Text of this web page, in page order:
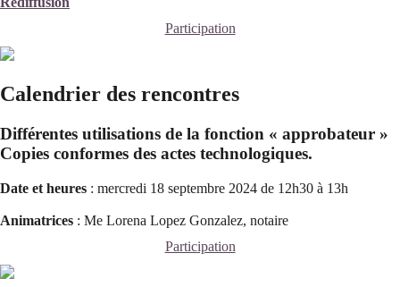
Participation
Calendrier des rencontres
Différentes utilisations de la fonction « approbateur »
Copies conformes des actes technologiques.
Date et heures : mercredi 18 septembre 2024 de 12h30 à 13h
Animatrices : Me Lorena Lopez Gonzalez, notaire
Participation